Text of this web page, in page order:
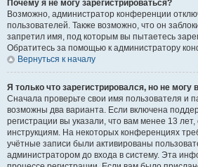
Почему я не могу зарегистрироваться?
Возможно, администратор конференции
пользователей. Также возможно, что он
запретил имя, под которым вы пытаетесь
Обратитесь за помощью к администратору
Вернуться к началу
Я только что зарегистрировался, но не могу
Сначала проверьте свои имя пользователя и
возможны два варианта. Если включена
регистрации вы указали, что вам менее 13
инструкциям. На некоторых конференциях
учётные записи были активированы
администратором до входа в систему. Эта